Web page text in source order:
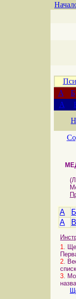
А
Б
A
А Б
A
B
1.
2.
3.